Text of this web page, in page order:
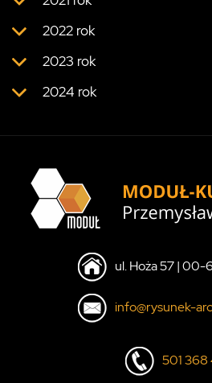
2022 rok
2023 rok
2024 rok
ul. Hoża 57 | 00-
info@rysunek-
501 368